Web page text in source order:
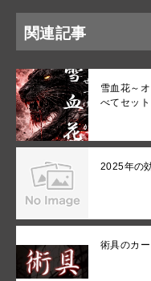
関連記事
雪血花～
べてセット
2025年の
術具のカ